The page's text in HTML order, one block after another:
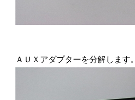
ＡＵＸアダプターを分解します。